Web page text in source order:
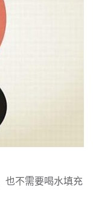
也不需要喝水填充